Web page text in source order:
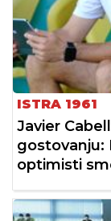
ISTRA 1961
Javier
gostovanju:
optimisti